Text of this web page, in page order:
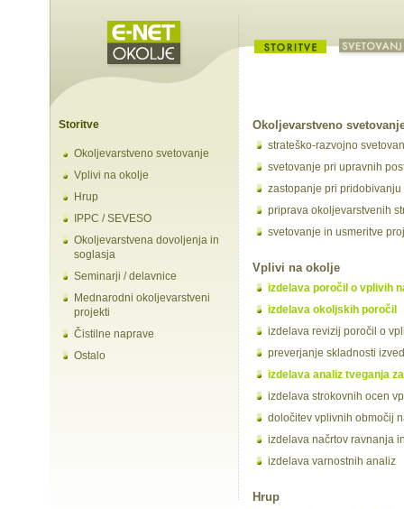
Storitve
Okoljevarstveno svetovanje
Vplivi na okolje
Hrup
IPPC / SEVESO
Okoljevarstvena dovoljenja in
soglasja
Seminarji / delavnice
Mednarodni okoljevarstveni
projekti
Čistilne naprave
Ostalo
Okoljevarstveno
strateško-razvojno
svetovanje pri upravnih
zastopanje pri
priprava okoljevarstvenih
svetovanje in usmeritve
Vplivi na okolje
izdelava poročil o vplivih
izdelava okoljskih poročil
izdelava revizij poročil o
preverjanje skladnosti
izdelava analiz tveganja
izdelava strokovnih ocen
določitev vplivnih območij
izdelava načrtov ravnanja
izdelava varnostnih analiz
Hrup